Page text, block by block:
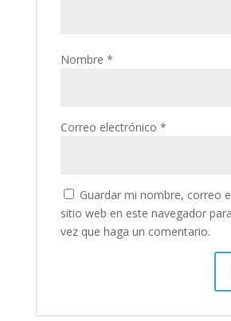
Nombre *
Correo electrónico *
Guardar mi nombre, correo
sitio web en este navegador
vez que haga un comentario.